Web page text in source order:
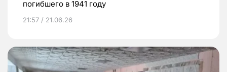
погибшего в 1941 году
21:57 / 21.06.26